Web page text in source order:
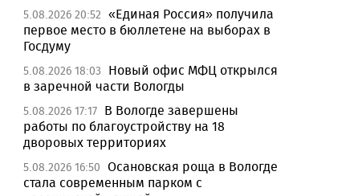
5.08.2026 20:52 «Единая Россия» получила
первое место в бюллетене на выборах в
Госдуму
5.08.2026 18:03
Новый офис МФЦ открылся
в заречной части Вологды
5.08.2026 17:17 В Вологде завершены
работы по благоустройству на 18
дворовых территориях
5.08.2026 16:50 Осановская роща в Вологде
стала современным парком с